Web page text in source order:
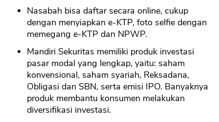
Nasabah bisa daftar secara online, cukup
dengan menyiapkan e-KTP, foto selfie dengan
memegang e-KTP dan NPWP.
Mandiri Sekuritas memiliki produk investasi
pasar modal yang lengkap, yaitu: saham
konvensional, saham syariah, Reksadana,
Obligasi dan SBN, serta emisi IPO. Banyaknya
produk membantu konsumen melakukan
diversifikasi investasi.